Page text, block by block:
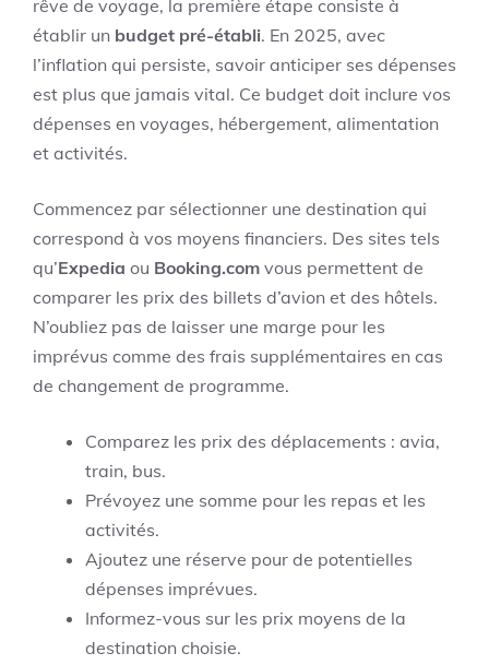
rêve de voyage, la première étape consiste à
établir un budget pré-établi. En 2025, avec
l’inflation qui persiste, savoir anticiper ses dépenses
est plus que jamais vital. Ce budget doit inclure vos
dépenses en voyages, hébergement, alimentation
et activités.
Commencez par sélectionner une destination qui
correspond à vos moyens financiers. Des sites tels
qu’Expedia ou Booking.com vous permettent de
comparer les prix des billets d’avion et des hôtels.
N’oubliez pas de laisser une marge pour les
imprévus comme des frais supplémentaires en cas
de changement de programme.
Comparez les prix des déplacements : avia,
train, bus.
Prévoyez une somme pour les repas et les
activités.
Ajoutez une réserve pour de potentielles
dépenses imprévues.
Informez-vous sur les prix moyens de la
destination choisie.